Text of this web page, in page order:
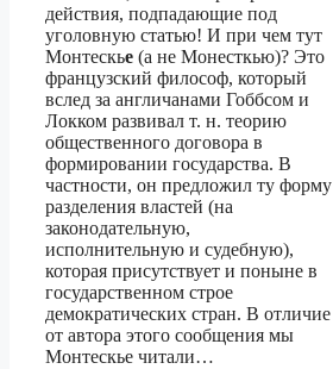
действия, подпадающие под
уголовную статью! И при чем тут
Монтескье (а не Монесткью)? Это
французский философ, который
вслед за англичанами Гоббсом и
Локком развивал т. н. теорию
общественного договора в
формировании государства. В
частности, он предложил ту форму
разделения властей (на
законодательную,
исполнительную и судебную),
которая присутствует и поныне в
государственном строе
демократических стран. В отличие
от автора этого сообщения мы
Монтескье читали…